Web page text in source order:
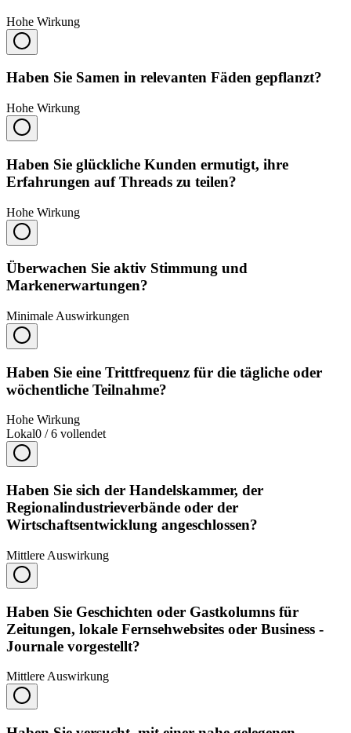
Hohe Wirkung
Haben Sie Samen in relevanten Fäden gepflanzt?
Hohe Wirkung
Haben Sie glückliche Kunden ermutigt, ihre
Erfahrungen auf Threads zu teilen?
Hohe Wirkung
Überwachen Sie aktiv Stimmung und
Markenerwartungen?
Minimale Auswirkungen
Haben Sie eine Trittfrequenz für die tägliche oder
wöchentliche Teilnahme?
Hohe Wirkung
Lokal0 / 6 vollendet
Haben Sie sich der Handelskammer, der
Regionalindustrieverbände oder der
Wirtschaftsentwicklung angeschlossen?
Mittlere Auswirkung
Haben Sie Geschichten oder Gastkolumns für
Zeitungen, lokale Fernsehwebsites oder Business -
Journale vorgestellt?
Mittlere Auswirkung